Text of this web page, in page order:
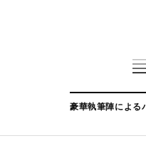
豪華執筆陣による